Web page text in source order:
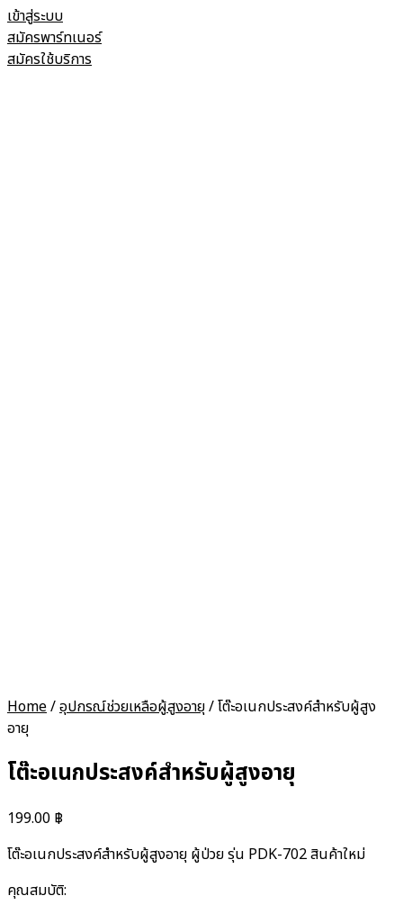
เข้าสู่ระบบ
สมัครพาร์ทเนอร์
สมัครใช้บริการ
Home/อุปกรณ์ช่วยเหลือผู้สูงอายุ/ โต๊ะอเนกประสงค์สำหรับผู้สูง
อายุ
โต๊ะอเนกประสงค์สำหรับผู้สูงอายุ
199.00 ฿
โต๊ะอเนกประสงค์สำหรับผู้สูงอายุ ผู้ป่วย รุ่น PDK-702 สินค้าใหม่
คุณสมบัติ: